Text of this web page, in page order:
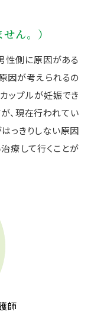
ん。）
性側に原因がある
因が考えられるの
ップルが妊娠でき
、現在行われてい
っきりしない原因
療して行くことが